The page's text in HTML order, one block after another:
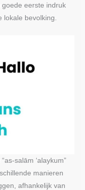
goede eerste indruk
bevolking.
salām ‘alaykum”
manieren
afhankelijk van